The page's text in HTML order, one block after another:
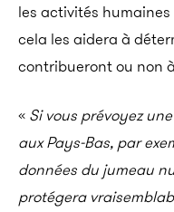
les activités
cela les aidera à
contribueront ou non à
« Si vous prévoyez
aux Pays-Bas, par
données du jumeau
protégera